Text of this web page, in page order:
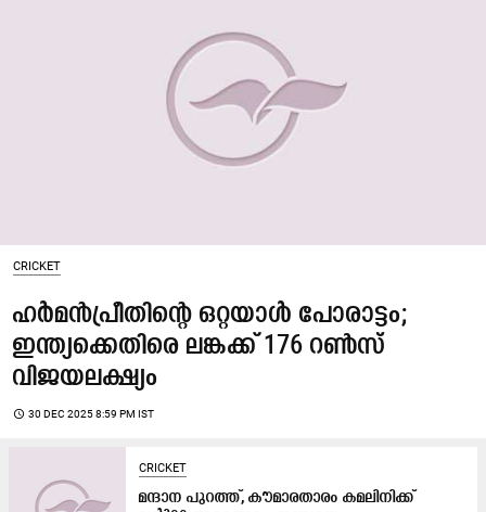
CRICKET
ഹർമൻപ്രീതിന്‍റെ ഒറ്റയാൾ പോരാട്ടം;
ഇന്ത്യക്കെതിരെ ലങ്കക്ക് 176 റൺസ്
വിജയലക്ഷ്യം
access_time 30 DEC 2025 8:59 PM IST
CRICKET
മന്ദാന പുറത്ത്, കൗമാരതാരം കമലിനിക്ക്